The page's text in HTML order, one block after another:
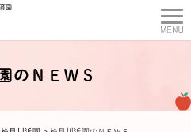
園
のＮＥＷＳ